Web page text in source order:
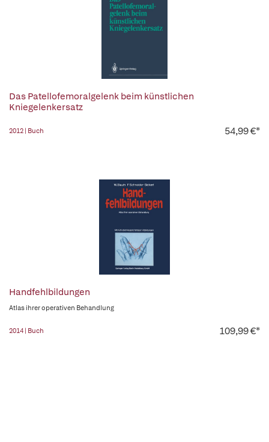
Das Patellofemoralgelenk beim künstlichen
Kniegelenkersatz
2012 | Buch 54,99 €*
Handfehlbildungen
Atlas ihrer operativen Behandlung
2014 | Buch 109,99 €*